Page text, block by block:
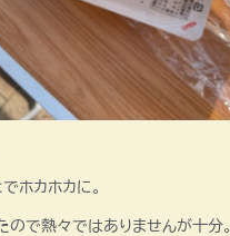
ホカホカに。
ので熱々ではありませんが十分。